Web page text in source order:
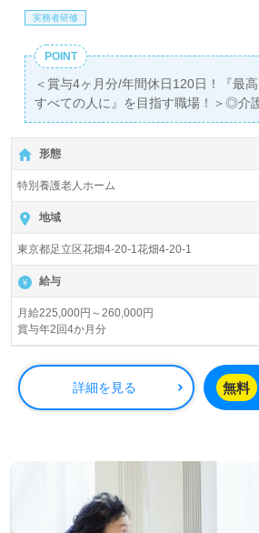
実務者研修
POINT
＜賞与4ヶ月分/年間休日120日！『最
すべての人に』を目指す職場！＞◎介
【月給225,000円～260,000円】＊初
向け求人＊『竹ノ塚駅、瀬駅』より路
入所定員100名（ユニット型/全室個室
社会福祉法人聖風会（本部：東京都足
す。東京都を中心に特別養護老人ホー
イ、デイサービス、グループホーム、
ン、居宅介護支援、地域包括支援セン
ます。
◎『相手の立場で見る、聴く、考える
顔、ご利用者様らしく生きることを大
様！◎
看護助手や介護職経験のある方をお迎
老人ホームでの勤務経験は問いません
間』を大切にするカルチャー、充実の
ークや喜びを感じながら働きたい、ご
てるキャリアを描きたい』『施設形態
たい』等の方も大歓迎です！募集詳細
ントよりご案内します。お問い合わせ
形態
特別養護老人ホーム
地域
東京都足立区花畑4-20-1花畑4-20-1
給与
月給225,000円～260,000円
賞与年2回4か月分
詳細を見る 無料